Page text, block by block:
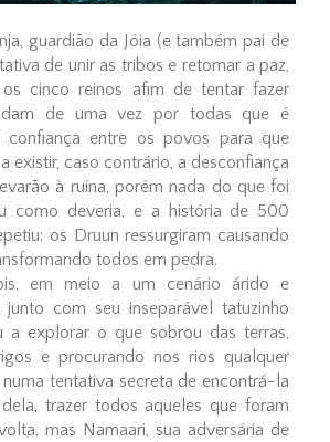
guardião da Jóia (e também pai de
de unir as tribos e retomar a paz,
cinco reinos afim de tentar fazer
de uma vez por todas que é
confiança entre os povos para que
existir, caso contrário, a desconfiança
à ruína, porém nada do que foi
como deveria, e a história de 500
os Druun ressurgiram causando
todos em pedra.
em meio a um cenário árido e
junto com seu inseparável tatuzinho
a explorar o que sobrou das terras,
e procurando nos rios qualquer
tentativa secreta de encontrá-la
trazer todos aqueles que foram
mas Namaari, sua adversária de